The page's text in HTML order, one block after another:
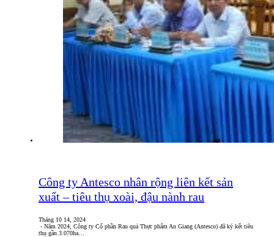
Công ty Antesco nhân rộng liên kết sản
xuất – tiêu thụ xoài, đậu nành rau
Tháng 10 14, 2024
- Năm 2024, Công ty Cổ phần Rau quả Thực phẩm An Giang (Antesco) đã ký kết tiêu
thụ gần 3.070ha…